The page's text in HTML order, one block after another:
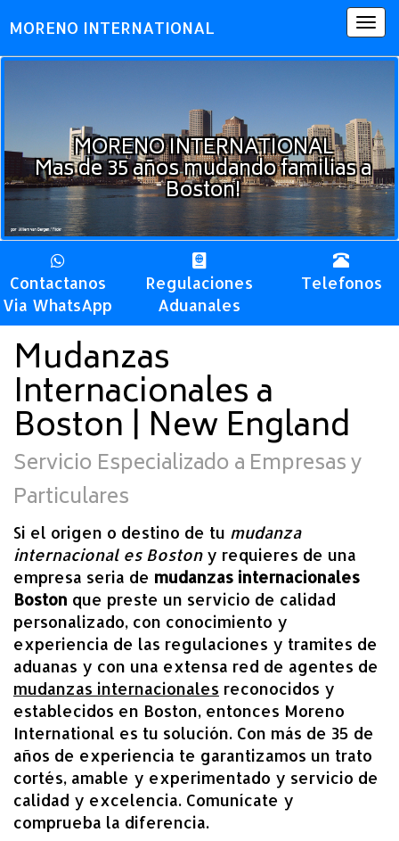
MORENO INTERNATIONAL
MORENO INTERNATIONAL
Mas de 35 años mudando familias a
Boston!
Contactanos
Via WhatsApp
Regulaciones
Aduanales
Telefonos
Mudanzas
Internacionales a
Boston | New England
Servicio Especializado a Empresas y
Particulares
Si el origen o destino de tu mudanza
internacional es Boston y requieres de una
empresa seria de mudanzas internacionales
Boston que preste un servicio de calidad
personalizado, con conocimiento y
experiencia de las regulaciones y tramites de
aduanas y con una extensa red de agentes de
mudanzas internacionales reconocidos y
establecidos en Boston, entonces Moreno
International es tu solución. Con más de 35 de
años de experiencia te garantizamos un trato
cortés, amable y experimentado y servicio de
calidad y excelencia. Comunícate y
comprueba la diferencia.